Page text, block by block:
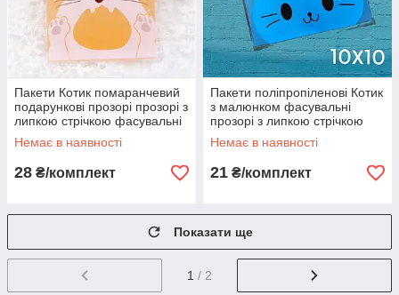
Пакети Котик помаранчевий
подарункові прозорі прозорі з
липкою стрічкою фасувальні
14х14х3 см набір 10 шт
Немає в наявності
28 ₴/комплект
Пакети поліпропіленові Котик
з малюнком фасувальні
прозорі з липкою стрічкою
подарункові 10 шт 10х10х3
см
Немає в наявності
21 ₴/комплект
Показати ще
1 / 2